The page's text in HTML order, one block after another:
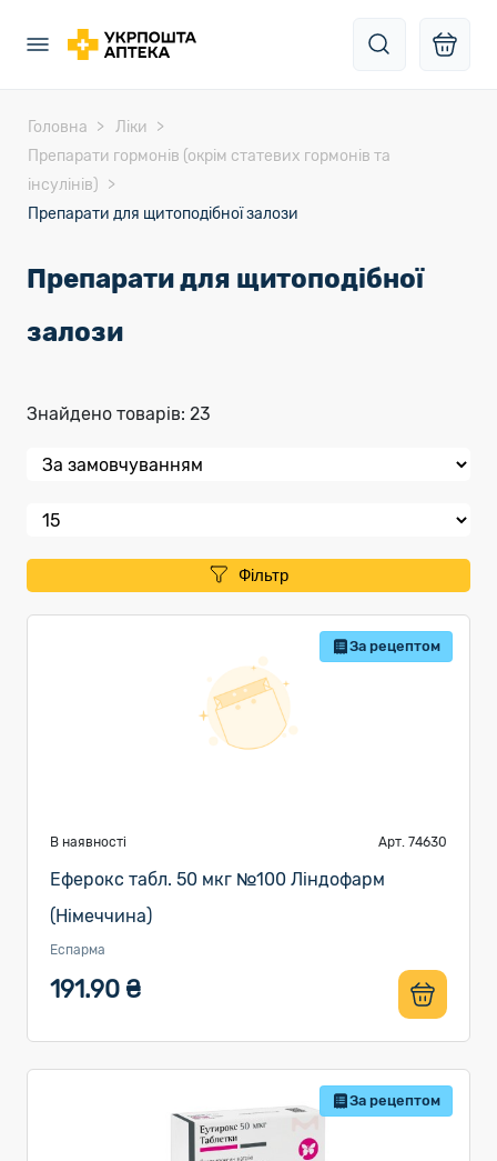
Головна
Ліки
Препарати гормонів (окрім статевих гормонів та
інсулінів)
Препарати для щитоподібної залози
Препарати для щитоподібної
залози
Знайдено товарів: 23
Фільтр
За рецептом
В наявності Арт. 74630
Еферокс табл. 50 мкг №100 Ліндофарм
(Німеччина)
Еспарма
191.90 ₴
За рецептом